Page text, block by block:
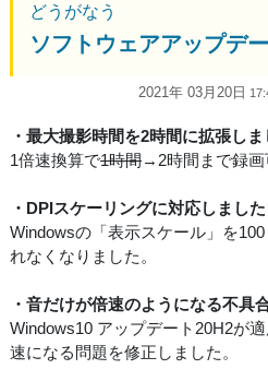
どうがなう
ソフトウェアアップデ
2021年 03月20日
・最大撮影時間を2時間に拡張しま
1倍速換算で1時間→2時間まで録画
・DPIスケーリングに対応しました
Windowsの「表示スケール」を
れなくなりました。
・音だけが倍速のようになる不具
Windows10 アップデート20H2が
速になる問題を修正しました。